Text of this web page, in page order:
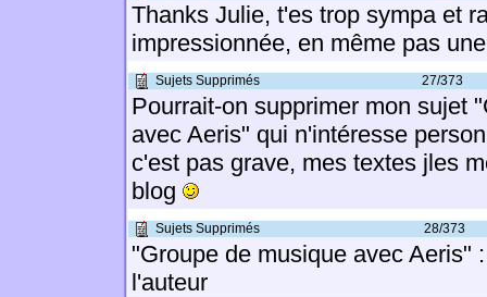
Thanks Julie, t'es trop sympa et
impressionnée, en même pas
Sujets Supprimés 27/373
Pourrait-on supprimer mon sujet
avec Aeris" qui n'intéresse
c'est pas grave, mes textes jles
blog
Sujets Supprimés 28/373
"Groupe de musique avec Aeris"
l'auteur